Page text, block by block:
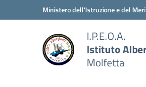
Vai ai contenuti
Vai al menu di navigazioneMinistero dell'Istruzione e del
I.P.E.O.A.
Istituto
Molfetta